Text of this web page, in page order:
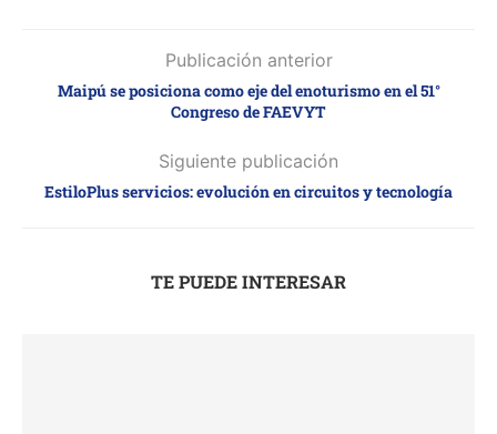
Publicación anterior
Maipú se posiciona como eje del enoturismo en el 51°
Congreso de FAEVYT
Siguiente publicación
EstiloPlus servicios: evolución en circuitos y tecnología
TE PUEDE INTERESAR